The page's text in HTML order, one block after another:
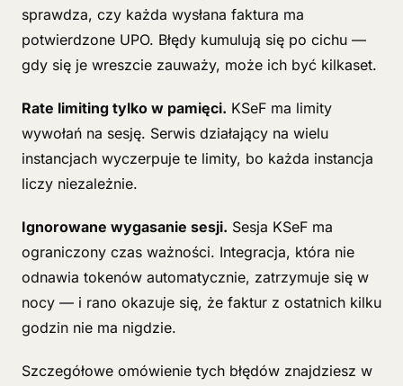
sprawdza, czy każda wysłana faktura ma
potwierdzone UPO. Błędy kumulują się po cichu —
gdy się je wreszcie zauważy, może ich być kilkaset.
Rate limiting tylko w pamięci. KSeF ma limity
wywołań na sesję. Serwis działający na wielu
instancjach wyczerpuje te limity, bo każda instancja
liczy niezależnie.
Ignorowane wygasanie sesji. Sesja KSeF ma
ograniczony czas ważności. Integracja, która nie
odnawia tokenów automatycznie, zatrzymuje się w
nocy — i rano okazuje się, że faktur z ostatnich kilku
godzin nie ma nigdzie.
Szczegółowe omówienie tych błędów znajdziesz w